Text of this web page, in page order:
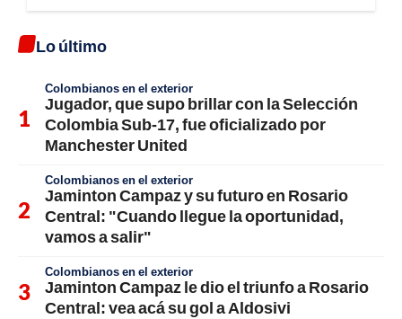
Lo último
Colombianos en el exterior
Jugador, que supo brillar con la Selección
Colombia Sub-17, fue oficializado por
Manchester United
Colombianos en el exterior
Jaminton Campaz y su futuro en Rosario
Central: "Cuando llegue la oportunidad,
vamos a salir"
Colombianos en el exterior
Jaminton Campaz le dio el triunfo a Rosario
Central: vea acá su gol a Aldosivi